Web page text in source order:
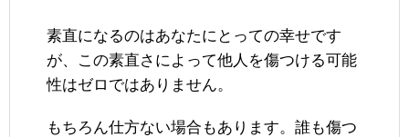
素直になるのはあなたにとっての幸せです
が、この素直さによって他人を傷つける可能
性はゼロではありません。
もちろん仕方ない場合もあります。誰も傷つ